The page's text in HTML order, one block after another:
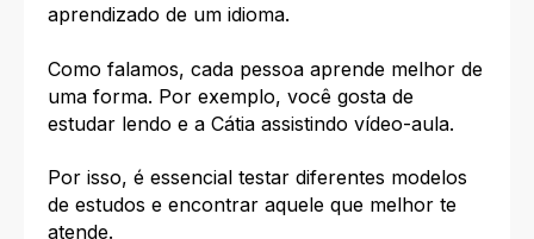
aprendizado de um idioma.
Como falamos, cada pessoa aprende melhor de
uma forma. Por exemplo, você gosta de
estudar lendo e a Cátia assistindo vídeo-aula.
Por isso, é essencial testar diferentes modelos
de estudos e encontrar aquele que melhor te
atende.